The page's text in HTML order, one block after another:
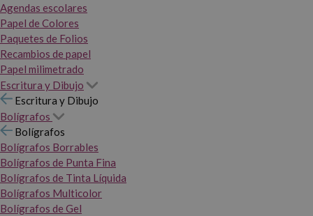
Agendas escolares
Papel de Colores
Paquetes de Folios
Recambios de papel
Papel milimetrado
Escritura y Dibujo
Escritura y Dibujo
Bolígrafos
Bolígrafos
Bolígrafos Borrables
Bolígrafos de Punta Fina
Bolígrafos de Tinta Líquida
Bolígrafos Multicolor
Bolígrafos de Gel